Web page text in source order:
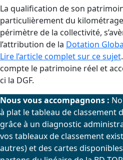
La qualification de son
particulièrement du
périmètre de la collectivité,
l’attribution de la Dotation
Lire l’article complet sur ce sujet
compte le patrimoine réel et
ci la DGF.
Nous vous accompagnons :
à plat le tableau de classement
grâce à un diagnostic
vos tableaux de classement
autres) et des cartes